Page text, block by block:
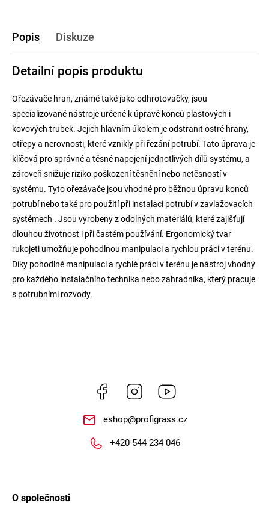
Popis Diskuze
Detailní popis produktu
Ořezávače hran, známé také jako odhrotovačky, jsou
specializované nástroje určené k úpravě konců plastových i
kovových trubek. Jejich hlavním úkolem je odstranit ostré hrany,
otřepy a nerovnosti, které vznikly při řezání potrubí. Tato úprava je
klíčová pro správné a těsné napojení jednotlivých dílů systému, a
zároveň snižuje riziko poškození těsnění nebo netěsností v
systému. Tyto ořezávače jsou vhodné pro běžnou úpravu konců
potrubí nebo také pro použití při instalaci potrubí v zavlažovacích
systémech . Jsou vyrobeny z odolných materiálů, které zajišťují
dlouhou životnost i při častém používání. Ergonomický tvar
rukojeti umožňuje pohodlnou manipulaci a rychlou práci v terénu.
Díky pohodlné manipulaci a rychlé práci v terénu je nástroj vhodný
pro každého instalačního technika nebo zahradníka, který pracuje
s potrubními rozvody.
Facebook Instagram
eshop@profigrass.cz
+420 544 234 046
O společnosti